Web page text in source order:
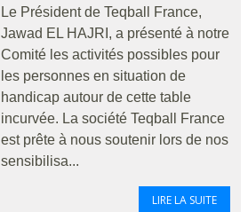
Le Président de Teqball France,
Jawad EL HAJRI, a présenté à notre
Comité les activités possibles pour
les personnes en situation de
handicap autour de cette table
incurvée. La société Teqball France
est prête à nous soutenir lors de nos
sensibilisa...
LIRE LA SUITE